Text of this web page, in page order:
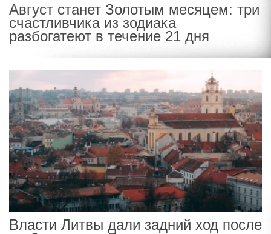
Август станет Золотым месяцем: три
счастливчика из зодиака
разбогатеют в течение 21 дня
Власти Литвы дали задний ход после